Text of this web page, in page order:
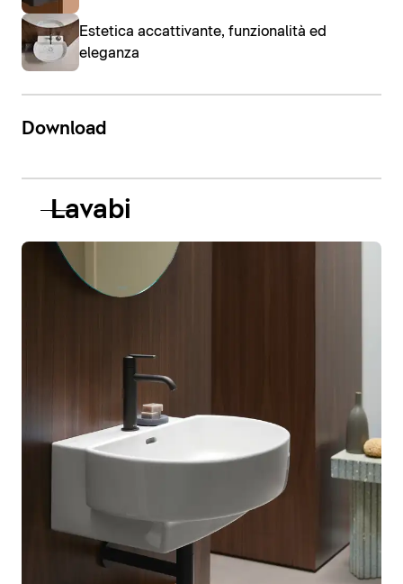
Estetica accattivante, funzionalità ed
eleganza
Download
Lavabi